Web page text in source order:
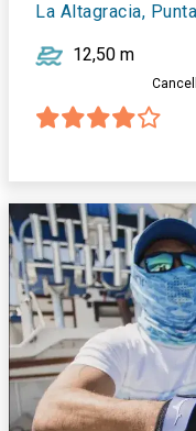
La Altagracia,
12,50 m